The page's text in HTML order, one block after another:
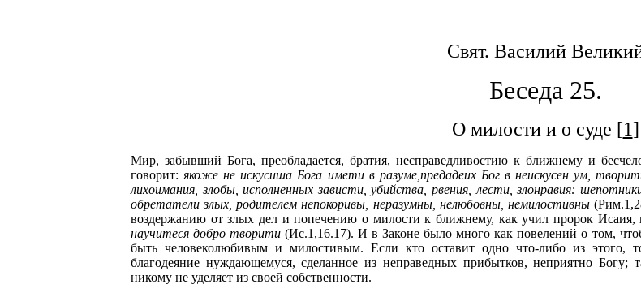
Свят. Василий
Беседа 25.
О милости и о суде [1]
Мир, забывший Бога, преобладается, братия, несправедливостию к ближнему и
говорит:якоже не искусиша Бога имети в разуме,предадеих Бог в неискусен ум,
лихоимания, злобы, исполненных зависти, убийства, рвения, лести, злонравия:
обретатели злых, родителем непокоривы, неразумны, нелюбовны, немилостивны
воздержанию от злых дел и попечению о милости к ближнему, как учил пророк Исаия,
научитеся добро творити (Ис.1,16.17). И в Законе было много как повелений о том,
быть человеколюбивым и милостивым. Если кто оставит одно что-либо из этого,
благодеяние нуждающемуся, сделанное из неправедных прибытков, неприятно
никому не уделяет из своей собственности.